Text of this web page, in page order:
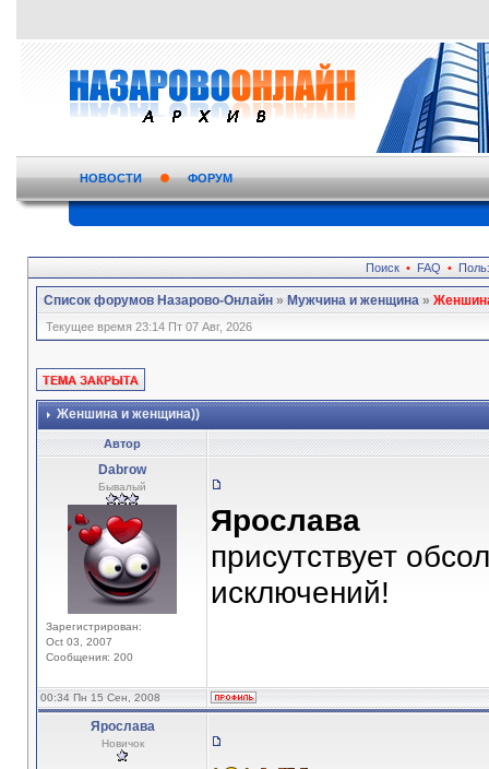
НОВОСТИ ФОРУМ
Поиск • FAQ •
Список форумов Назарово-Онлайн»Мужчина и женщина»
Текущее время 23:14 Пт 07 Авг, 2026
Женшина и женщина))
Автор
Dabrow
Бывалый
Зарегистрирован:
Oct 03, 2007
Сообщения: 200
Ярослава
присутствует
исключений!
00:34 Пн 15 Сен, 2008
Ярослава
Новичок